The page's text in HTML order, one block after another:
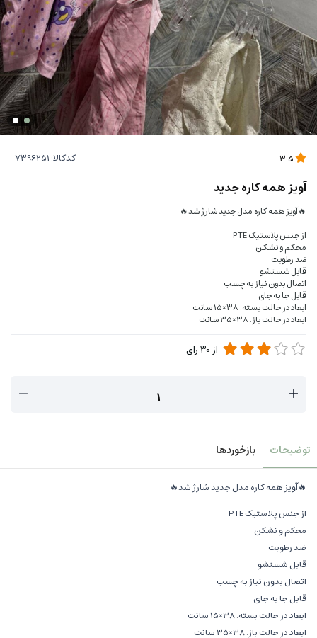
کدکالا:
آویز همه کاره جدید
🔥آویز همه کاره مدل جدید شارژ شد🔥
از جنس پلاستیک PTE
محکم و نشکن
ضد رطوبت
قابل شستشو
اتصال بدون نیاز به چسب
قابل جا به جای
ابعاد در حالت بسته: ۳۸×۱۵ سانت
ابعاد در حالت باز: ۳۸×۳۵ سانت
از 30رای
توضیحات بازخوردها
🔥آویز همه کاره مدل جدید شارژ شد🔥
از جنس پلاستیک PTE
محکم و نشکن
ضد رطوبت
قابل شستشو
اتصال بدون نیاز به چسب
قابل جا به جای
ابعاد در حالت بسته: ۳۸×۱۵ سانت
ابعاد در حالت باز: ۳۸×۳۵ سانت